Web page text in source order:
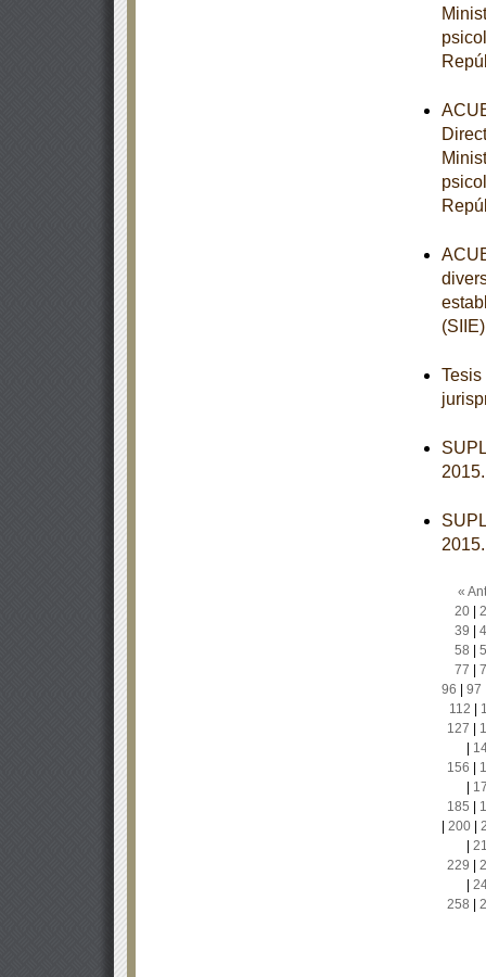
«
20|
39
58
77
96
97
112
127
156
185
200|
229
258